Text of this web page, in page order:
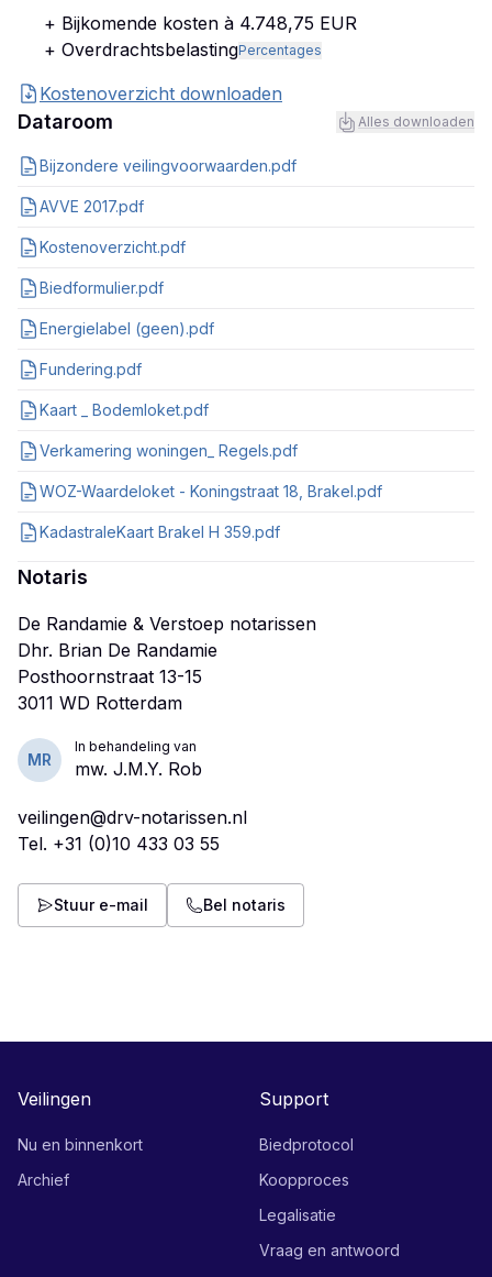
+ Bijkomende kosten à 4.748,75 EUR
+ OverdrachtsbelastingPercentages
Kostenoverzicht downloaden
Dataroom Alles downloaden
Bijzondere veilingvoorwaarden.pdf
AVVE 2017.pdf
Kostenoverzicht.pdf
Biedformulier.pdf
Energielabel (geen).pdf
Fundering.pdf
Kaart _ Bodemloket.pdf
Verkamering woningen_ Regels.pdf
WOZ-Waardeloket - Koningstraat 18, Brakel.pdf
KadastraleKaart Brakel H 359.pdf
Notaris
De Randamie & Verstoep notarissen
Dhr. Brian De Randamie
Posthoornstraat 13-15
MR
In behandeling van
mw. J.M.Y. Rob
veilingen@drv-notarissen.nl
Tel. +31 (0)10 433 03 55
Stuur e-mail Bel notaris
Veilingen
Nu en binnenkort
Archief
Support
Biedprotocol
Koopproces
Legalisatie
Vraag en antwoord